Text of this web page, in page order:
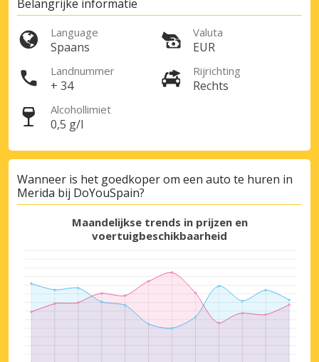
Belangrijke informatie
Language
Spaans
Valuta
EUR
Landnummer
+ 34
Rijrichting
Rechts
Alcohollimiet
0,5 g/l
Wanneer is het goedkoper om een auto te huren in
Merida bij DoYouSpain?
Maandelijkse trends in prijzen en
voertuigbeschikbaarheid